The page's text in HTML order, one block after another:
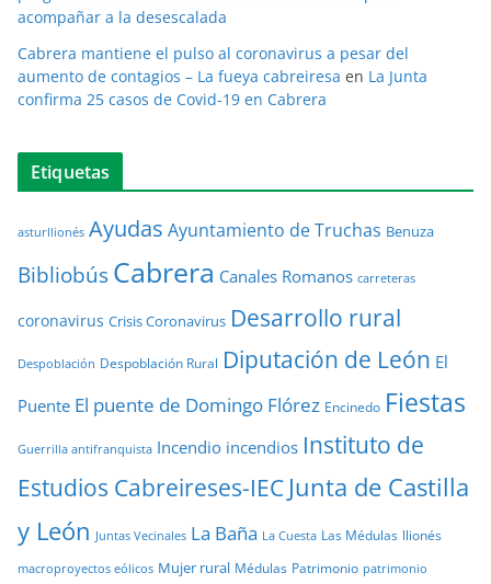
acompañar a la desescalada
Cabrera mantiene el pulso al coronavirus a pesar del
aumento de contagios – La fueya cabreiresa en La Junta
confirma 25 casos de Covid-19 en Cabrera
Etiquetas
asturllionés Ayudas Ayuntamiento de Truchas Benuza
BibliobúsCabrera Canales Romanos carreteras
coronavirus Crisis Coronavirus Desarrollo rural
Despoblación Despoblación Rural Diputación de León El
Puente El puente de Domingo Flórez Encinedo Fiestas
Guerrilla antifranquista Incendio incendios Instituto de
Estudios Cabreireses-IEC Junta de Castilla
y León Juntas Vecinales La Baña La Cuesta Las Médulas llionés
macroproyectos eólicos Mujer rural Médulas Patrimonio patrimonio